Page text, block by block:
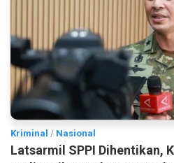
Kriminal / Nasional
Latsarmil SPPI Dihentikan,